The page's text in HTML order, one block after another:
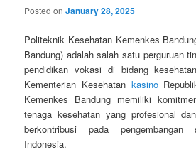
Posted onJanuary 28, 2025
Politeknik Kesehatan Kemenkes
Bandung) adalah salah satu perguruan
pendidikan vokasi di bidang
Kementerian Kesehatan kasino
Kemenkes Bandung memiliki
tenaga kesehatan yang profesional
berkontribusi pada
Indonesia.